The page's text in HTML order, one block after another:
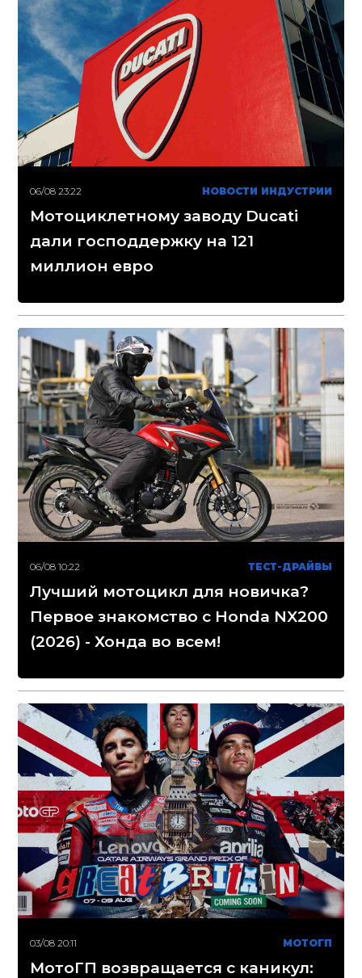
06/08 23:22 НОВОСТИ ИНДУСТРИИ
Мотоциклетному заводу Ducati
дали господдержку на 121
миллион евро
06/08 10:22 ТЕСТ-ДРАЙВЫ
Лучший мотоцикл для новичка?
Первое знакомство с Honda NX200
(2026) - Хонда во всем!
03/08 20:11 МОТОГП
МотоГП возвращается с каникул: